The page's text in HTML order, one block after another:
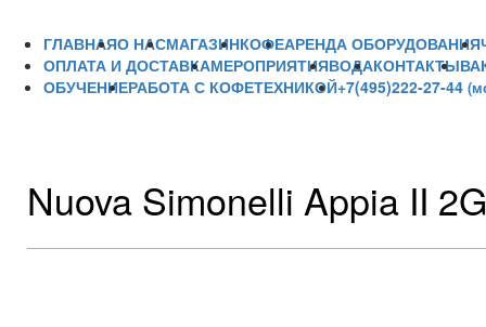
ГЛАВНАЯО НАСМАГАЗИНКОФЕАРЕНДА ОБОРУДОВАНИЯ
ОПЛАТА И ДОСТАВКАМЕРОПРИЯТИЯВОДАКОНТАКТЫ
ОБУЧЕНИЕРАБОТА С КОФЕТЕХНИКОЙ+7(495)222-27-44
Nuova Simonelli Appia II